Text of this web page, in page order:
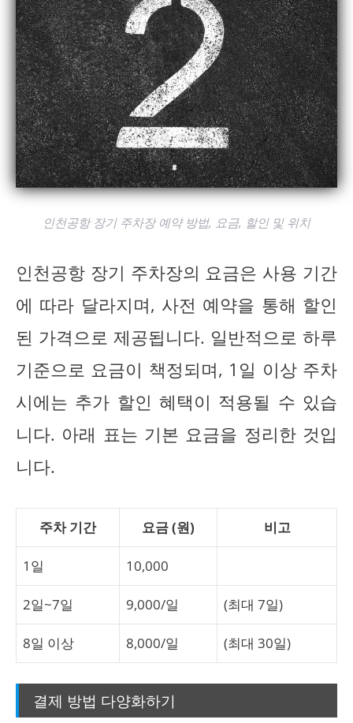
인천공항 장기 주차장 예약 방법, 요금, 할인 및 위치
인천공항 장기 주차장의 요금은 사용 기간
에 따라 달라지며, 사전 예약을 통해 할인
된 가격으로 제공됩니다. 일반적으로 하루
기준으로 요금이 책정되며, 1일 이상 주차
시에는 추가 할인 혜택이 적용될 수 있습
니다. 아래 표는 기본 요금을 정리한 것입
니다.
주차 기간 요금 (원) 비고
1일 10,000
2일~7일 9,000/일 (최대 7일)
8일 이상 8,000/일 (최대 30일)
결제 방법 다양화하기